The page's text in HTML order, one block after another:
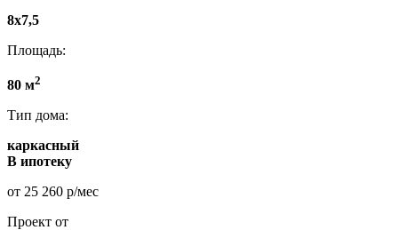
8x7,5
Площадь:
80 м2
Тип дома:
каркасный
В ипотеку
от 25 260 р/мес
Проект от